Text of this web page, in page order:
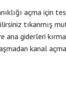
açma için
tıkanmış
ana giderleri
kanal